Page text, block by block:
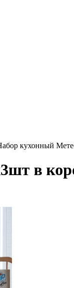
кухонный
в